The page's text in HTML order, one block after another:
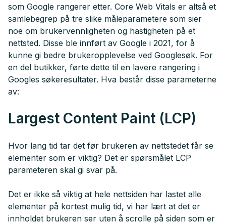
som Google rangerer etter. Core Web Vitals er altså et
samlebegrep på tre slike måleparametere som sier
noe om brukervennligheten og hastigheten på et
nettsted. Disse ble innført av Google i 2021, for å
kunne gi bedre brukeropplevelse ved Googlesøk. For
en del butikker, førte dette til en lavere rangering i
Googles søkeresultater. Hva består disse parameterne
av:
Largest Content Paint (LCP)
Hvor lang tid tar det før brukeren av nettstedet får se
elementer som er viktig? Det er spørsmålet LCP
parameteren skal gi svar på.
Det er ikke så viktig at hele nettsiden har lastet alle
elementer på kortest mulig tid, vi har lært at det er
innholdet brukeren ser uten å scrolle på siden som er